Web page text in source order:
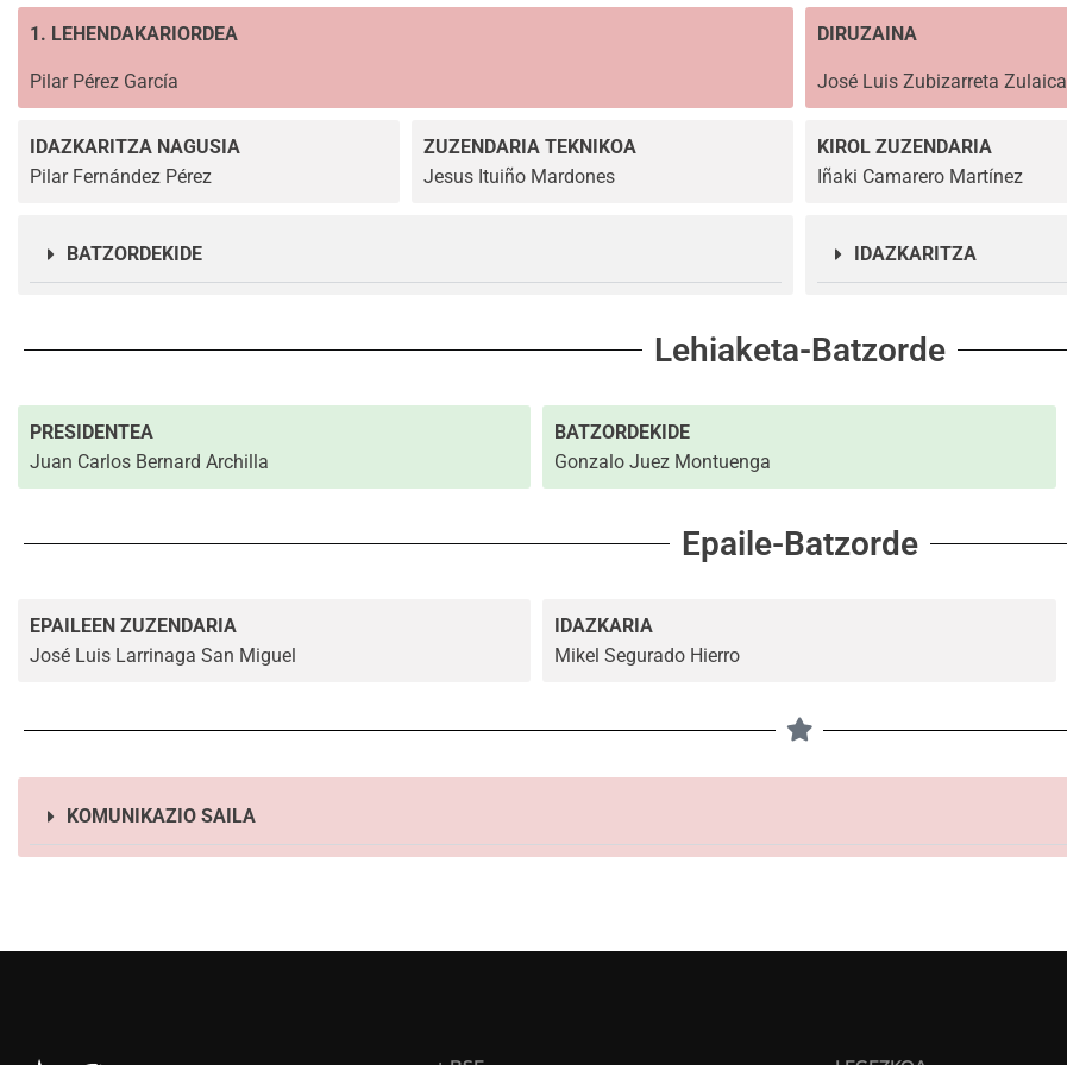
1. LEHENDAKARIORDEA
Pilar Pérez García
DIRUZAINA
José Luis Zubizarreta Zulaica
IDAZKARITZA NAGUSIA
Pilar Fernández Pérez
ZUZENDARIA TEKNIKOA
Jesus Ituiño Mardones
KIROL ZUZENDARIA
Iñaki Camarero Martínez
BATZORDEKIDE IDAZKARITZA
Lehiaketa-Batzorde
PRESIDENTEA
Juan Carlos Bernard Archilla
BATZORDEKIDE
Gonzalo Juez Montuenga
Epaile-Batzorde
EPAILEEN ZUZENDARIA
José Luis Larrinaga San Miguel
IDAZKARIA
Mikel Segurado Hierro
KOMUNIKAZIO SAILA